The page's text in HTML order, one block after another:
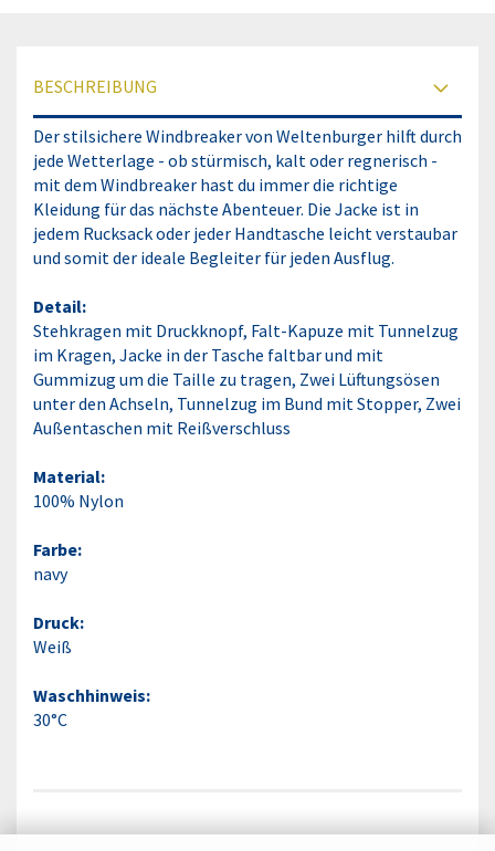
BESCHREIBUNG
Der stilsichere Windbreaker von Weltenburger hilft durch
jede Wetterlage - ob stürmisch, kalt oder regnerisch -
mit dem Windbreaker hast du immer die richtige
Kleidung für das nächste Abenteuer. Die Jacke ist in
jedem Rucksack oder jeder Handtasche leicht verstaubar
und somit der ideale Begleiter für jeden Ausflug.
Detail:
Stehkragen mit Druckknopf, Falt-Kapuze mit Tunnelzug
im Kragen, Jacke in der Tasche faltbar und mit
Gummizug um die Taille zu tragen, Zwei Lüftungsösen
unter den Achseln, Tunnelzug im Bund mit Stopper, Zwei
Außentaschen mit Reißverschluss
Material:
100% Nylon
Farbe:
navy
Druck:
Weiß
Waschhinweis:
30°C